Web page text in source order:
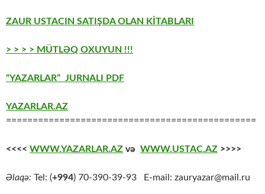
ZAUR USTACIN SATIŞDA OLAN KİTABLARI
> > > > MÜTLƏQ OXUYUN !!!
“YAZARLAR” JURNALI PDF
YAZARLAR.AZ
===============================================
<<<< WWW.YAZARLAR.AZ və WWW.USTAC.AZ >>>>
Əlaqə: Tel: (+994) 70-390-39-93 E-mail: zauryazar@mail.ru